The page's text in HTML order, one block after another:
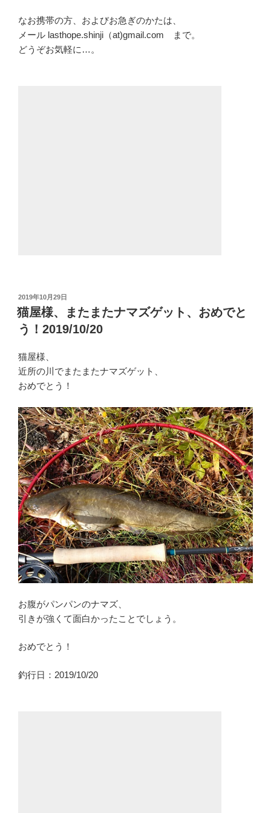
なお携帯の方、およびお急ぎのかたは、
メール lasthope.shinji（at)gmail.com まで。
どうぞお気軽に…。
投
稿
日:
2019年10月29日
猫屋様、またまたナマズゲット、おめでと
う！2019/10/20
猫屋様、
近所の川でまたまたナマズゲット、
おめでとう！
お腹がパンパンのナマズ、
引きが強くて面白かったことでしょう。
おめでとう！
釣行日：2019/10/20